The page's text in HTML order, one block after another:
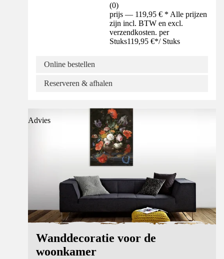
(0)
prijs — 119,95 € * Alle prijzen
zijn incl. BTW en excl.
verzendkosten. per
Stuks119,95 €*/ Stuks
Online bestellen
Reserveren & afhalen
Advies
Wanddecoratie voor de
woonkamer